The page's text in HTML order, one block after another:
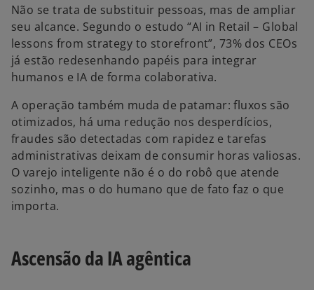
Não se trata de substituir pessoas, mas de ampliar
seu alcance. Segundo o estudo “AI in Retail – Global
lessons from strategy to storefront”, 73% dos CEOs
já estão redesenhando papéis para integrar
humanos e IA de forma colaborativa.
A operação também muda de patamar: fluxos são
otimizados, há uma redução nos desperdícios,
fraudes são detectadas com rapidez e tarefas
administrativas deixam de consumir horas valiosas.
O varejo inteligente não é o do robô que atende
sozinho, mas o do humano que de fato faz o que
importa.
Ascensão da IA agêntica